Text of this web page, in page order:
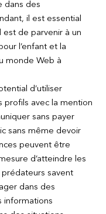
dans des
il est essential
est de parvenir à un
l’enfant et la
monde Web à
d’utiliser
profils avec la mention
sans payer
sans même devoir
peuvent être
d’atteindre les
savent
dans des
informations